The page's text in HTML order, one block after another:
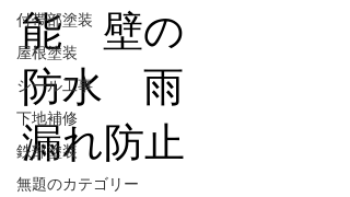
付帯部塗装
屋根塗装
シール工事
下地補修
鉄部塗装
無題のカテゴリー
能 壁の
防水 雨
漏れ防止